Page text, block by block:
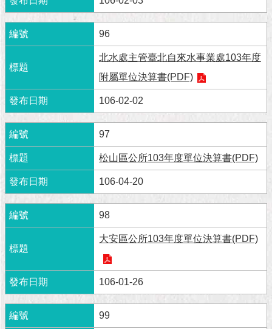
全
策
絡
們
（陳
情
系
統
1999）
96
北水處主管臺北自來水事業處103年度
附屬單位決算書(PDF)
106-02-02
97
松山區公所103年度單位決算書(PDF)
106-04-20
98
大安區公所103年度單位決算書(PDF)
106-01-26
99